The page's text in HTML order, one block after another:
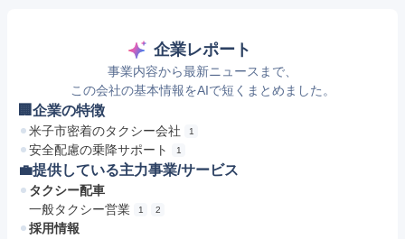
企業レポート
事業内容から最新ニュースまで、
この会社の基本情報をAIで短くまとめました。
🏢企業の特徴
米子市密着のタクシー会社 1
安全配慮の乗降サポート 1
💼提供している主力事業/サービス
タクシー配車
一般タクシー営業
1 2
採用情報